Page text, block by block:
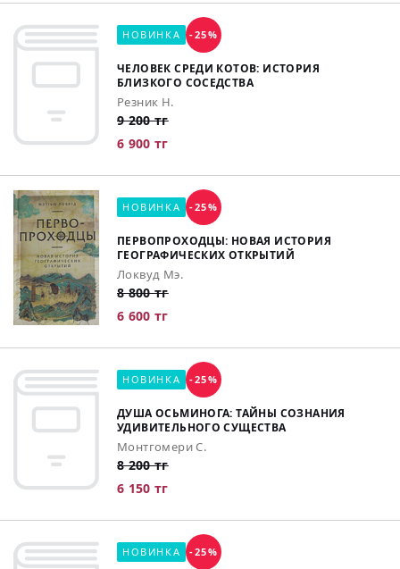
НОВИНКА -25%
ЧЕЛОВЕК СРЕДИ КОТОВ: ИСТОРИЯ
БЛИЗКОГО СОСЕДСТВА
Резник Н.
9 200 тг
6 900 тг
НОВИНКА -25%
ПЕРВОПРОХОДЦЫ: НОВАЯ ИСТОРИЯ
ГЕОГРАФИЧЕСКИХ ОТКРЫТИЙ
Локвуд Мэ.
8 800 тг
6 600 тг
НОВИНКА -25%
ДУША ОСЬМИНОГА: ТАЙНЫ СОЗНАНИЯ
УДИВИТЕЛЬНОГО СУЩЕСТВА
Монтгомери С.
8 200 тг
6 150 тг
НОВИНКА -25%